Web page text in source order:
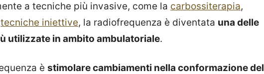
a tecniche più invasive, come la carbossiterapia,
tecniche iniettive, la radiofrequenza è diventata una delle
utilizzate in ambito ambulatoriale.
è stimolare cambiamenti nella conformazione del